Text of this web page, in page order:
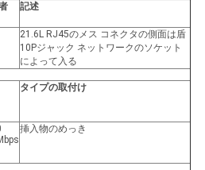
記述
21.6L RJ45のメス コネクタの側面は盾
10Pジャック ネットワークのソケット
によって入る
タイプの取付け
挿入物のめっき